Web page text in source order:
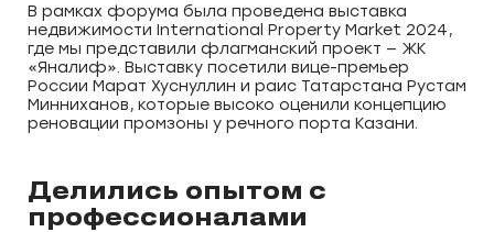
В рамках форума была проведена выставка
недвижимости International Property Market 2024,
где мы представили флагманский проект — ЖК
«Яналиф». Выставку посетили вице-премьер
России Марат Хуснуллин и раис Татарстана Рустам
Минниханов, которые высоко оценили концепцию
реновации промзоны у речного порта Казани.
Делились опытом с
профессионалами